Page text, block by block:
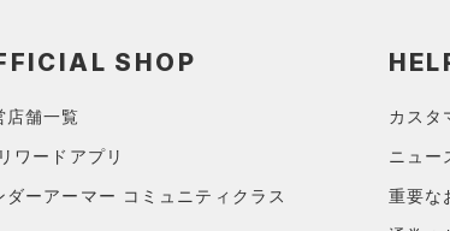
）
SHOP
店舗一覧
ワードアプリ
ダーアーマー コミュニティクラス
カスタ
ニュー
重要な